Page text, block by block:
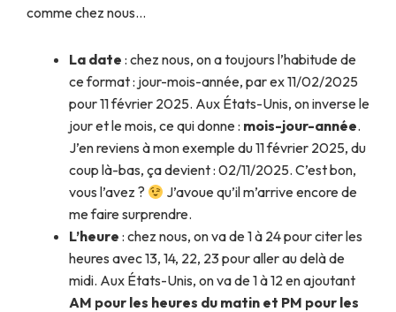
comme chez nous…
La date : chez nous, on a toujours l’habitude de
ce format : jour-mois-année, par ex 11/02/2025
pour 11 février 2025. Aux États-Unis, on inverse le
jour et le mois, ce qui donne : mois-jour-année.
J’en reviens à mon exemple du 11 février 2025, du
coup là-bas, ça devient : 02/11/2025. C’est bon,
vous l’avez ?
J’avoue qu’il m’arrive encore de
me faire surprendre.
L’heure : chez nous, on va de 1 à 24 pour citer les
heures avec 13, 14, 22, 23 pour aller au delà de
midi. Aux États-Unis, on va de 1 à 12 en ajoutant
AM pour les heures du matin et PM pour les